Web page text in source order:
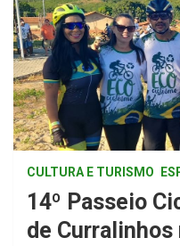
CULTURA E TURISMO
14º Passeio
de